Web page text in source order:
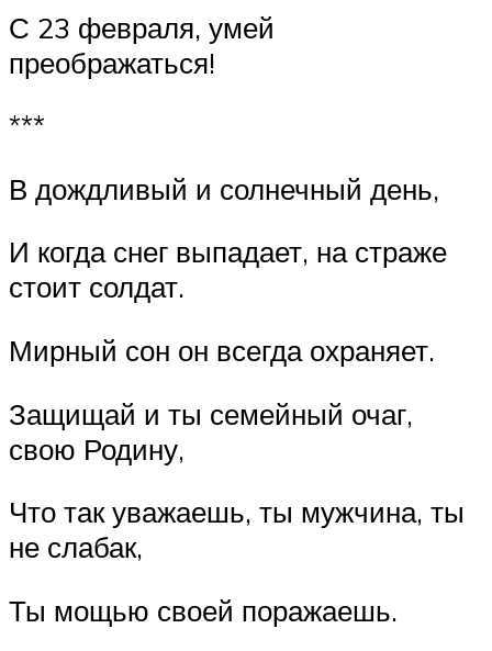
С 23 февраля, умей
преображаться!
***
В дождливый и солнечный день,
И когда снег выпадает, на страже
стоит солдат.
Мирный сон он всегда охраняет.
Защищай и ты семейный очаг,
свою Родину,
Что так уважаешь, ты мужчина, ты
не слабак,
Ты мощью своей поражаешь.